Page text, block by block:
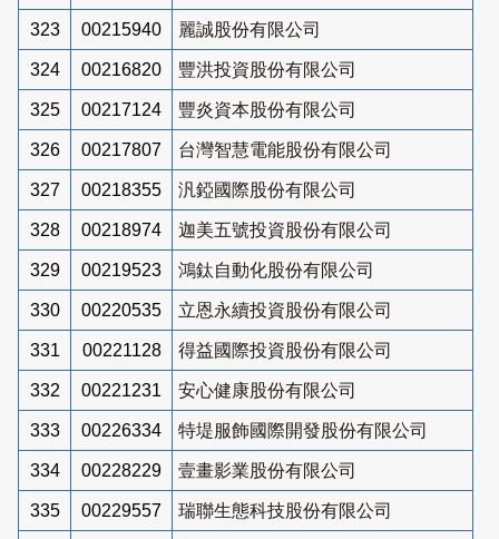
323 00215940 麗誠股份有限公司
324 00216820 豐洪投資股份有限公司
325 00217124 豐炎資本股份有限公司
326 00217807 台灣智慧電能股份有限公司
327 00218355 汎錏國際股份有限公司
328 00218974 迦美五號投資股份有限公司
329 00219523 鴻鈦自動化股份有限公司
330 00220535 立恩永續投資股份有限公司
331 00221128 得益國際投資股份有限公司
332 00221231 安心健康股份有限公司
333 00226334 特堤服飾國際開發股份有限公司
334 00228229 壹畫影業股份有限公司
335 00229557 瑞聯生態科技股份有限公司